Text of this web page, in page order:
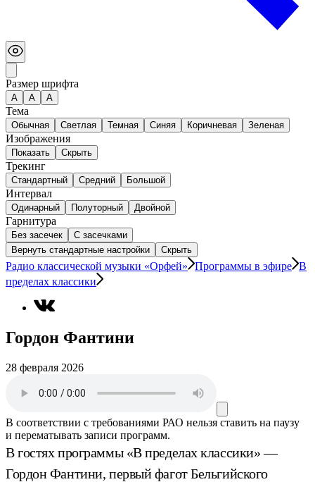
Размер шрифта
А A A
Тема
Обычная Светлая Темная Синяя Коричневая Зеленая
Изображения
Показать Скрыть
Трекинг
Стандартный Средний Большой
Интервал
Одинарный Полуторный Двойной
Гарнитура
Без засечек
С засечками
Вернуть стандартные настройки
Скрыть
Радио классической музыки «Орфей» Программы в эфире В
пределах классики
Гордон Фантини
28 февраля 2026
В соответствии с требованиями РАО нельзя ставить на паузу
и перематывать записи программ.
В гостях программы «В пределах классики» —
Гордон Фантини, первый фагот Бельгийского